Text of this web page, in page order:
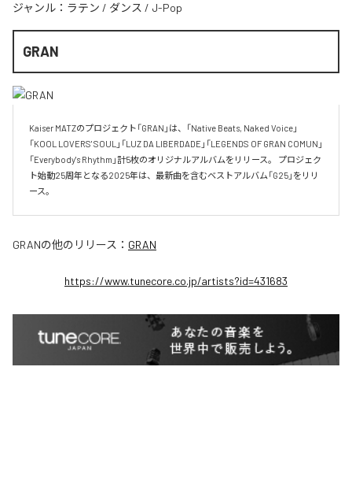
ジャンル： ラテン / ダンス / J-Pop
GRAN
Kaiser MATZのプロジェクト「GRAN」は、「Native Beats, Naked Voice」
「KOOL LOVERS' SOUL」「LUZ DA LIBERDADE」「LEGENDS OF GRAN COMUN」
「Everybody's Rhythm」計5枚のオリジナルアルバムをリリース。 プロジェク
ト始動25周年となる2025年は、最新曲を含むベストアルバム「G25」をリリ
ース。
GRANの他のリリース： GRAN
https://www.tunecore.co.jp/artists?id=431683